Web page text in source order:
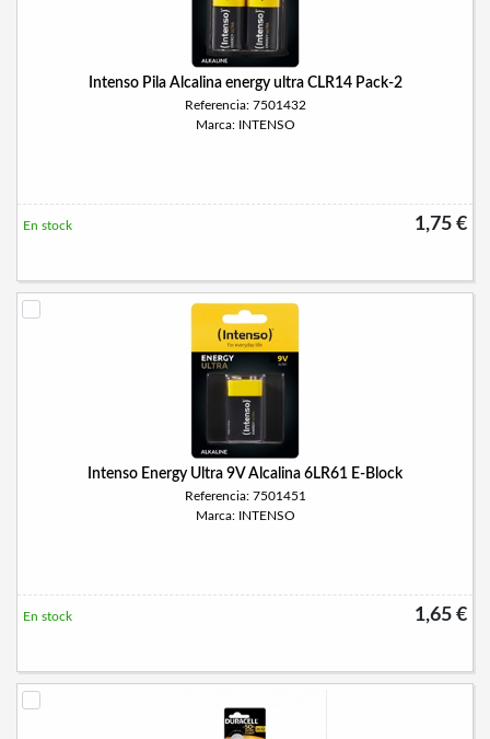
Intenso Pila Alcalina energy ultra CLR14 Pack-2
Referencia: 7501432
Marca: INTENSO
1,75 €
En stock
Intenso Energy Ultra 9V Alcalina 6LR61 E-Block
Referencia: 7501451
Marca: INTENSO
1,65 €
En stock